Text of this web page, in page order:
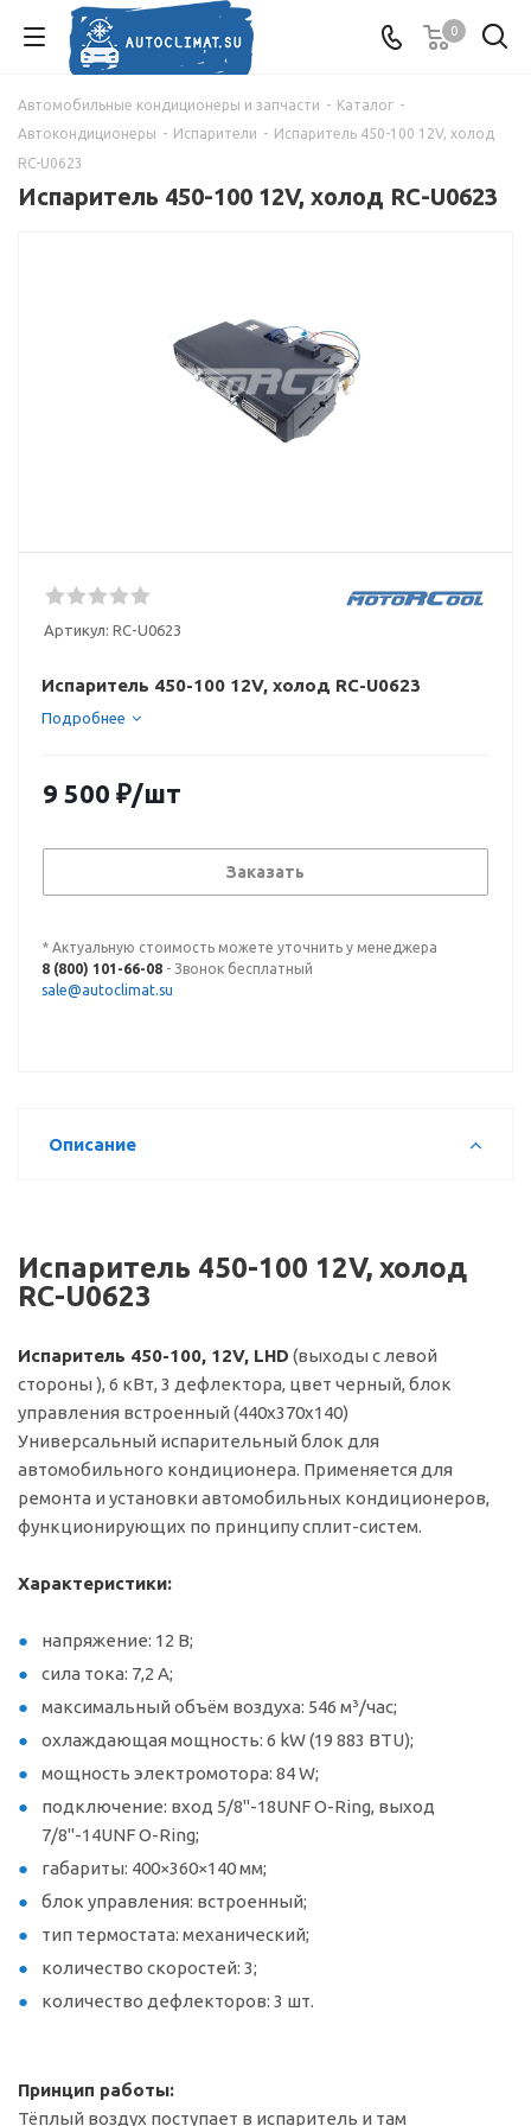
0
Автомобильные кондиционеры и запчасти - Каталог -
Автокондиционеры - Испарители - Испаритель 450-100 12V, холод
RC-U0623
Испаритель 450-100 12V, холод RC-U0623
Артикул: RC-U0623
Испаритель 450-100 12V, холод RC-U0623
Подробнее
9 500 ₽/шт
Заказать
* Актуальную стоимость можете уточнить у менеджера
8 (800) 101-66-08 - Звонок бесплатный
sale@autoclimat.su
Описание
Испаритель 450-100 12V, холод
RC-U0623
Испаритель 450-100, 12V, LHD (выходы с левой
стороны ), 6 кВт, 3 дефлектора, цвет черный, блок
управления встроенный (440х370х140)
Универсальный испарительный блок для
автомобильного кондиционера. Применяется для
ремонта и установки автомобильных кондиционеров,
функционирующих по принципу сплит-систем.
Характеристики:
напряжение: 12 В;
сила тока: 7,2 А;
максимальный объём воздуха: 546 м³/час;
охлаждающая мощность: 6 kW (19 883 BTU);
мощность электромотора: 84 W;
подключение: вход 5/8"-18UNF O-Ring, выход
7/8"-14UNF O-Ring;
габариты: 400×360×140 мм;
блок управления: встроенный;
тип термостата: механический;
количество скоростей: 3;
количество дефлекторов: 3 шт.
Принцип работы:
Тёплый воздух поступает в испаритель и там